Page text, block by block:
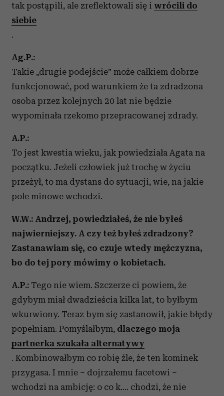
tak postąpili, ale zreflektowali się i wrócili do
siebie
.
Ag.P.:
Takie „drugie podejście” może całkiem dobrze
funkcjonować, pod warunkiem że ta zdradzona
osoba przez kolejnych 20 lat nie będzie
wypominała rzekomo przepracowanej zdrady.
A.P.:
To jest kwestia wieku, jak powiedziała Agata na
początku. Jeżeli człowiek już trochę w życiu
przeżył, to ma dystans do sytuacji, wie, na jakie
pole minowe wchodzi.
W.W.: Andrzej, powiedziałeś, że nie byłeś
najwierniejszy. A czy też byłeś zdradzony?
Zastanawiam się, co czuje wtedy mężczyzna,
bo do tej pory mówimy o kobietach.
A.P.: Tego nie wiem. Szczerze ci powiem, że
gdybym miał dwadzieścia kilka lat, to byłbym
wkurwiony. Teraz bym się zastanowił, jakie błędy
popełniam. Pomyślałbym, dlaczego moja
partnerka szukała alternatywy
. Kombinowałbym co robię źle, że ten kominek
przygasa. I mnie – dojrzałemu facetowi –
wchodzi na ambicję: o co k…. chodzi, że nie